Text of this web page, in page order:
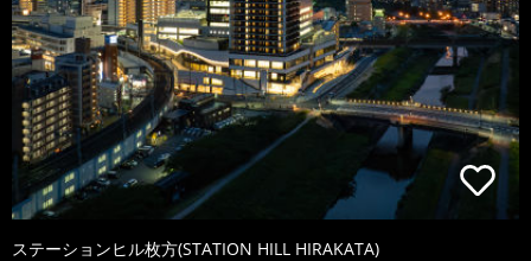
ステーションヒル枚方(STATION HILL HIRAKATA)